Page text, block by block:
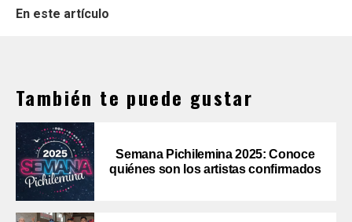
En este artículo
También te puede gustar
Semana Pichilemina 2025: Conoce
quiénes son los artistas confirmados